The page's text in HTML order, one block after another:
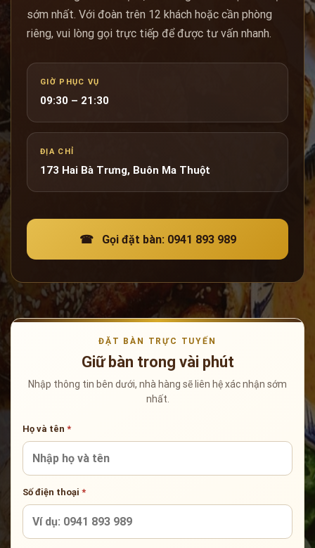
sớm nhất. Với đoàn trên 12 khách hoặc cần phòng
riêng, vui lòng gọi trực tiếp để được tư vấn nhanh.
GIỜ PHỤC VỤ
09:30 – 21:30
ĐỊA CHỈ
173 Hai Bà Trưng, Buôn Ma Thuột
☎ Gọi đặt bàn: 0941 893 989
ĐẶT BÀN TRỰC TUYẾN
Giữ bàn trong vài phút
Nhập thông tin bên dưới, nhà hàng sẽ liên hệ xác nhận sớm
nhất.
Họ và tên *
Số điện thoại *